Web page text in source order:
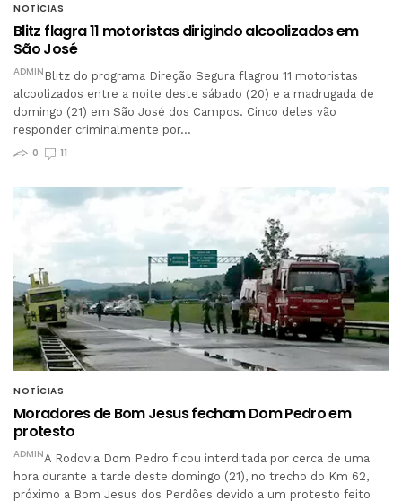
NOTÍCIAS
Blitz flagra 11 motoristas dirigindo alcoolizados em
São José
ADMIN Blitz do programa Direção Segura flagrou 11 motoristas
alcoolizados entre a noite deste sábado (20) e a madrugada de
domingo (21) em São José dos Campos. Cinco deles vão
responder criminalmente por…
0
11
NOTÍCIAS
Moradores de Bom Jesus fecham Dom Pedro em
protesto
ADMINA Rodovia Dom Pedro ficou interditada por cerca de uma
hora durante a tarde deste domingo (21), no trecho do Km 62,
próximo a Bom Jesus dos Perdões devido a um protesto feito